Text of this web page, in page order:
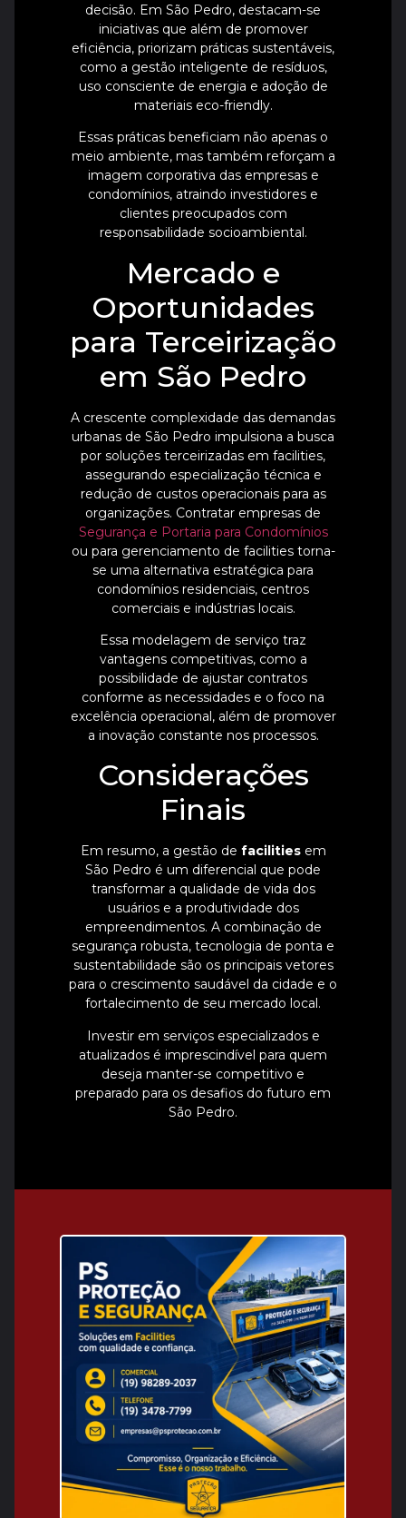
decisão. Em São Pedro, destacam-se
iniciativas que além de promover
eficiência, priorizam práticas sustentáveis,
como a gestão inteligente de resíduos,
uso consciente de energia e adoção de
materiais eco-friendly.
Essas práticas beneficiam não apenas o
meio ambiente, mas também reforçam a
imagem corporativa das empresas e
condomínios, atraindo investidores e
clientes preocupados com
responsabilidade socioambiental.
Mercado e
Oportunidades
para Terceirização
em São Pedro
A crescente complexidade das demandas
urbanas de São Pedro impulsiona a busca
por soluções terceirizadas em facilities,
assegurando especialização técnica e
redução de custos operacionais para as
organizações. Contratar empresas de
Segurança e Portaria para Condomínios
ou para gerenciamento de facilities torna-
se uma alternativa estratégica para
condomínios residenciais, centros
comerciais e indústrias locais.
Essa modelagem de serviço traz
vantagens competitivas, como a
possibilidade de ajustar contratos
conforme as necessidades e o foco na
excelência operacional, além de promover
a inovação constante nos processos.
Considerações
Finais
Em resumo, a gestão de facilitiesem
São Pedro é um diferencial que pode
transformar a qualidade de vida dos
usuários e a produtividade dos
empreendimentos. A combinação de
segurança robusta, tecnologia de ponta e
sustentabilidade são os principais vetores
para o crescimento saudável da cidade e o
fortalecimento de seu mercado local.
Investir em serviços especializados e
atualizados é imprescindível para quem
deseja manter-se competitivo e
preparado para os desafios do futuro em
São Pedro.